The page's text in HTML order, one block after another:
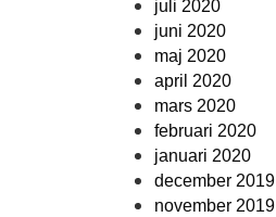
juli 2020
juni 2020
maj 2020
april 2020
mars 2020
februari 2020
januari 2020
december 2019
november 2019